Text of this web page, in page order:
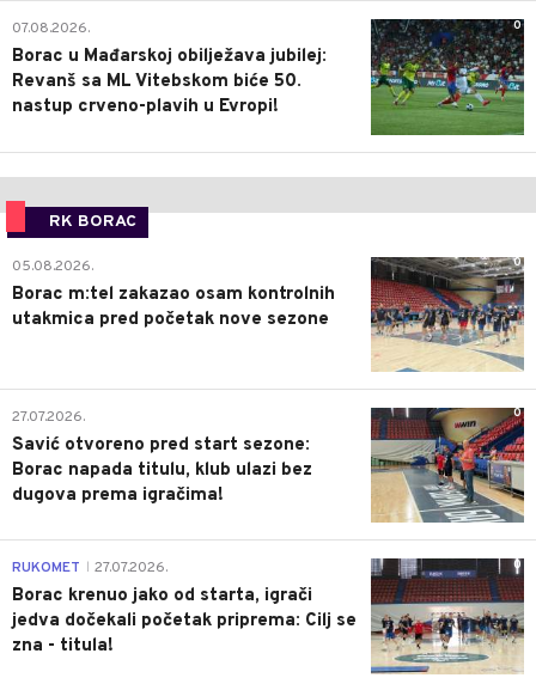
0
07.08.2026.
Borac u Mađarskoj obilježava jubilej:
Revanš sa ML Vitebskom biće 50.
nastup crveno-plavih u Evropi!
RK BORAC
0
05.08.2026.
Borac m:tel zakazao osam kontrolnih
utakmica pred početak nove sezone
0
27.07.2026.
Savić otvoreno pred start sezone:
Borac napada titulu, klub ulazi bez
dugova prema igračima!
0
RUKOMET 27.07.2026.
Borac krenuo jako od starta, igrači
jedva dočekali početak priprema: Cilj se
zna - titula!